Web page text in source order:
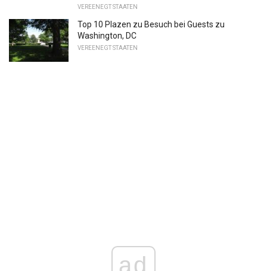
VEREENEGT STAATEN
Top 10 Plazen zu Besuch bei Guests zu
Washington, DC
VEREENEGT STAATEN
ad